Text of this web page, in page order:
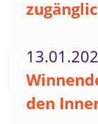
den